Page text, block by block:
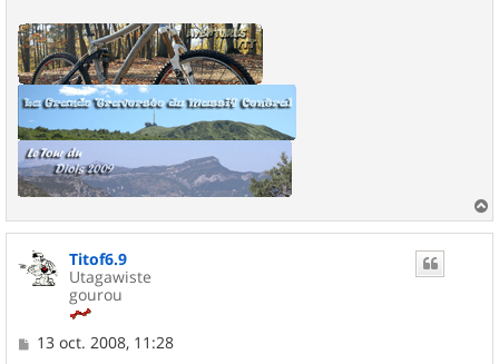
a
u
Titof6.9
Utagawiste
gourou
M13 oct. 2008, 11:28